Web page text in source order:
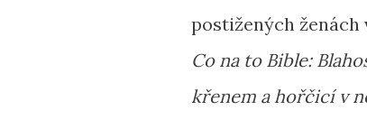
postižených ženách
Co na to Bible:
křenem a hořčicí v